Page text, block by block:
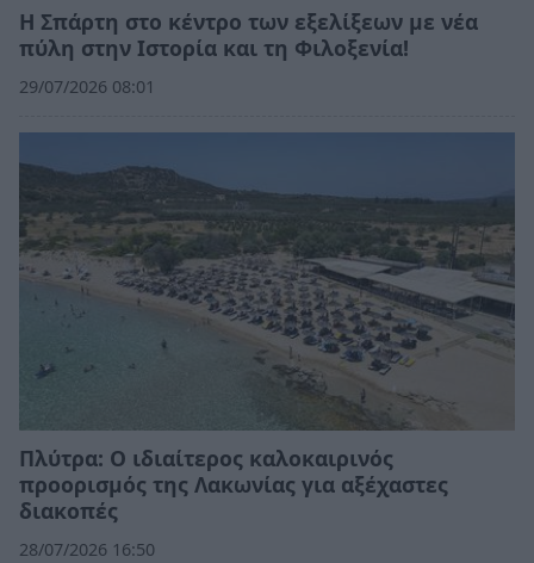
Η Σπάρτη στο κέντρο των εξελίξεων με νέα
πύλη στην Ιστορία και τη Φιλοξενία!
29/07/2026 08:01
Πλύτρα: Ο ιδιαίτερος καλοκαιρινός
προορισμός της Λακωνίας για αξέχαστες
διακοπές
28/07/2026 16:50